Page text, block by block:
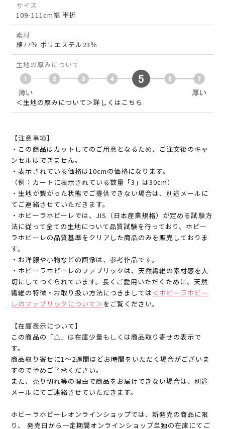
サイズ
109-111cm幅 半折
素材
綿77％ ポリエステル23％
生地の厚みについて
＜生地の厚みについて＞詳しくはこちら
【注意事項】
・この商品はカットしてのご用意となるため、ご注文後のキャ
ンセルはできません。
・表示されている価格は10cmの価格になります。
（例：カートに表示されている数量「3」は30cm）
・生地が繋がった状態でご提供できない場合は、別途メールに
てご連絡させていただきます。
・ホビーラホビーレでは、JIS（日本産業規格）が定める試験方
法に従って全ての生地について品質試験を行っており、ホビー
ラホビーレの品質基準をクリアした商品のみを販売しておりま
す。
・お洋服や小物などの画像は、参考作品です。
・ホビーラホビーレのファブリックは、天然繊維の素材感を大
切にしてつくられています。長くご愛用いただくために、天然
繊維の特徴・お取り扱い方法につきましては＜ホビーラホビー
レのファブリックについて＞ をご覧ください。
【在庫表示について】
この商品の「△」は在庫少量もしくは商品取り寄せの表示で
す。
商品取り寄せに1～2週間ほどお時間をいただく場合がございま
すので予めご了承ください。
また、売り切れ等の理由で商品をお届けできない場合は、別途
メールにてご連絡させていただきます。
ホビーラホビーレオンラインショップでは、新発売の商品に限
り、 発売日から一定期間オンラインショップ単独の在庫にてご